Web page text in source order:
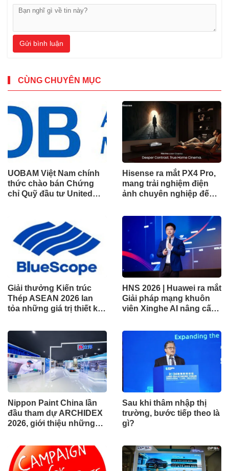
Gửi bình luận
CÙNG CHUYÊN MỤC
UOBAM Việt Nam chính
thức chào bán Chứng
chỉ Quỹ đầu tư United
Hisense ra mắt PX4 Pro,
mang trải nghiệm điện
ảnh chuyên nghiệp đến
Giải thưởng Kiến trúc
Thép ASEAN 2026 lan
tỏa những giá trị thiết kế
vực
HNS 2026 | Huawei ra mắt
Giải pháp mạng khuôn
viên Xinghe AI nâng cấp
Nippon Paint China lần
đầu tham dự ARCHIDEX
2026, giới thiệu những
công nghiệp
Sau khi thâm nhập thị
trường, bước tiếp theo là
gì?